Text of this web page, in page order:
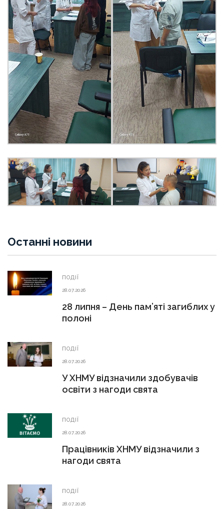
Останні новини
ПОДІЇ
28.07.2026
28 липня – День пам’яті загиблих у
полоні
ПОДІЇ
28.07.2026
У ХНМУ відзначили здобувачів
освіти з нагоди свята
ПОДІЇ
28.07.2026
Працівників ХНМУ відзначили з
нагоди свята
ПОДІЇ
28.07.2026